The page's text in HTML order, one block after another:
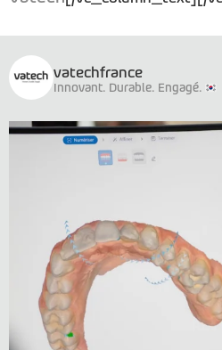
vatechfrance
Innovant. Durable. Engagé.